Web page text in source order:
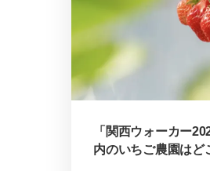
「関西ウォーカー
内のいちご農園はど